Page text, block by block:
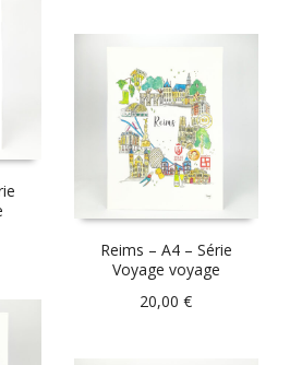
Reims – A4 – Série
Voyage voyage
20,00€